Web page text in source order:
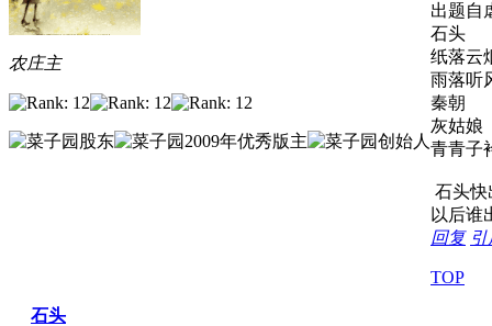
农庄主
出题自
石头
纸落云
雨落听
秦朝
灰姑娘
青青子
石头快
以后谁
回复
TOP
石头